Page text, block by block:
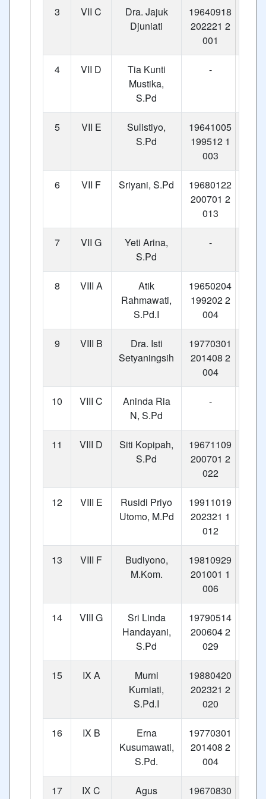
3 VII C
Dra. Jajuk
Djuniati
19640918
202221 2
001
4 VII D
Tia Kunti
Mustika,
S.Pd
-
5 VII E
Sulistiyo,
S.Pd
19641005
199512 1
003
6 VII F Sriyani, S.Pd
19680122
200701 2
013
7 VII G
Yeti Arina,
S.Pd
-
8 VIII A
Atik
Rahmawati,
S.Pd.I
19650204
199202 2
004
9 VIII B
Dra. Isti
Setyaningsih
19770301
201408 2
004
10 VIII C
Aninda Ria
N, S.Pd
-
11 VIII D
Siti Kopipah,
S.Pd
19671109
200701 2
022
12 VIII E
Rusidi Priyo
Utomo, M.Pd
19911019
202321 1
012
13 VIII F
Budiyono,
M.Kom.
19810929
201001 1
006
14 VIII G
Sri Linda
Handayani,
S.Pd
19790514
200604 2
029
15 IX A
Murni
Kurniati,
S.Pd.I
19880420
202321 2
020
16 IX B
Erna
Kusumawati,
S.Pd.
19770301
201408 2
004
17 IX C
Agus
19670830